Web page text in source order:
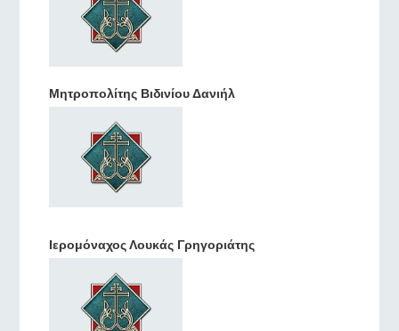
Μητροπολίτης Βιδινίου Δανιήλ
Ιερομόναχος Λουκάς Γρηγοριάτης